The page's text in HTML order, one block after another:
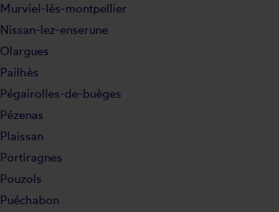
Murviel-lès-montpellier
Nissan-lez-enserune
Olargues
Pailhès
Pégairolles-de-buèges
Pézenas
Plaissan
Portiragnes
Pouzols
Puéchabon